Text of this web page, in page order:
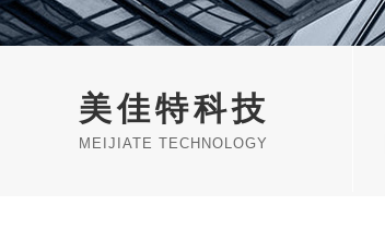
美佳特科技
MEIJIATE TECHNOLOGY